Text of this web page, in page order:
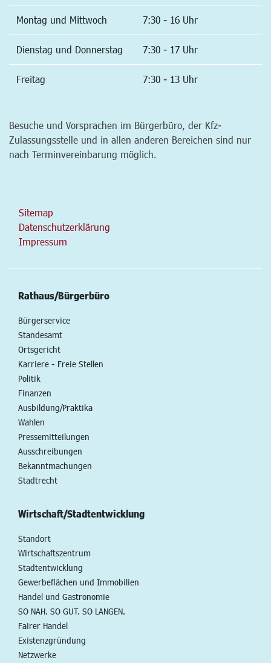
Montag und Mittwoch 7:30 - 16 Uhr
Dienstag und Donnerstag 7:30 - 17 Uhr
Freitag 7:30 - 13 Uhr
Besuche und Vorsprachen im Bürgerbüro, der Kfz-
Zulassungsstelle und in allen anderen Bereichen sind nur
nach Terminvereinbarung möglich.
Sitemap
Datenschutzerklärung
Impressum
Rathaus/Bürgerbüro
Bürgerservice
Standesamt
Ortsgericht
Karriere - Freie Stellen
Politik
Finanzen
Ausbildung/Praktika
Wahlen
Pressemitteilungen
Ausschreibungen
Bekanntmachungen
Stadtrecht
Wirtschaft/Stadtentwicklung
Standort
Wirtschaftszentrum
Stadtentwicklung
Gewerbeflächen und Immobilien
Handel und Gastronomie
SO NAH. SO GUT. SO LANGEN.
Fairer Handel
Existenzgründung
Netzwerke